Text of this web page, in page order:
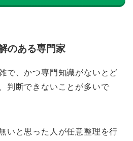
のある専門家
で、かつ専門知識がないとど
判断できないことが多いで
いと思った人が任意整理を行